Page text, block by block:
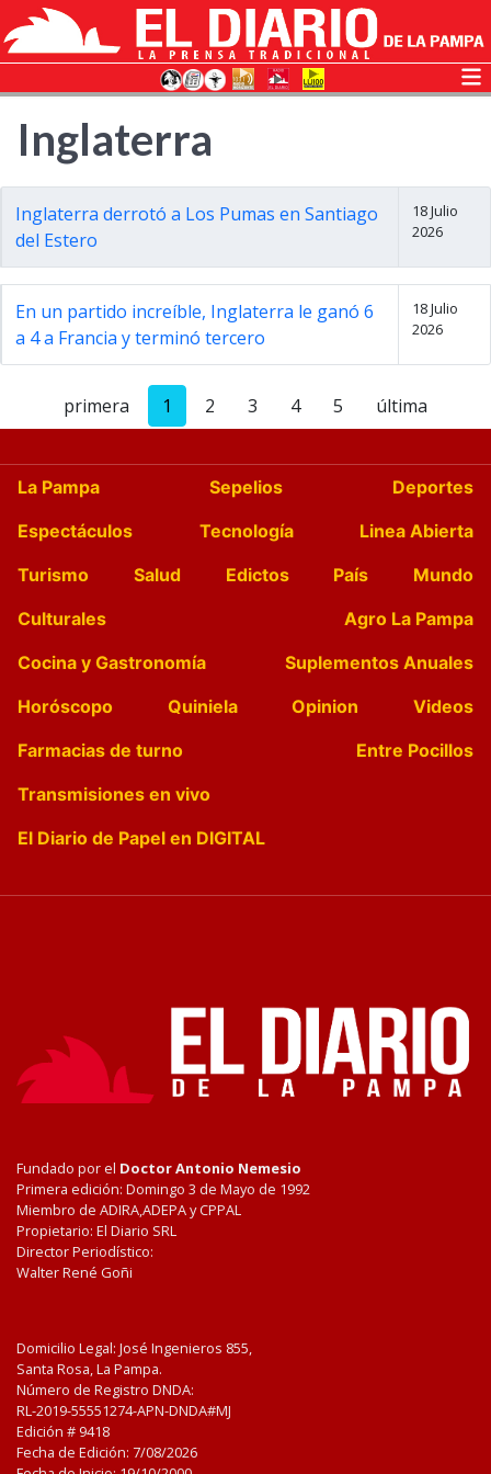
Inglaterra
Inglaterra derrotó a Los Pumas en Santiago
del Estero
18 Julio
2026
En un partido increíble, Inglaterra le ganó 6
a 4 a Francia y terminó tercero
18 Julio
2026
primera 1 2 3 4 5 última
La Pampa Sepelios
Deportes
Espectáculos
Tecnología
Linea Abierta
Turismo
Salud Edictos País
Mundo
Culturales
Agro La Pampa
Cocina y Gastronomía
Suplementos Anuales
Horóscopo
Quiniela Opinion
Videos
Farmacias de turno
Entre Pocillos
Transmisiones en vivo
El Diario de Papel en DIGITAL
Fundado por el Doctor Antonio Nemesio
Primera edición: Domingo 3 de Mayo de 1992
Miembro de ADIRA,ADEPA y CPPAL
Propietario: El Diario SRL
Director Periodístico:
Walter René Goñi
Domicilio Legal: José Ingenieros 855,
Santa Rosa, La Pampa.
Número de Registro DNDA:
RL-2019-55551274-APN-DNDA#MJ
Edición # 9418
Fecha de Edición: 7/08/2026